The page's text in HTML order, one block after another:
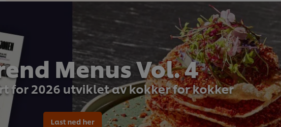
Menus Vol. 4
for 2026 utviklet av kokker for kokker
Last ned her